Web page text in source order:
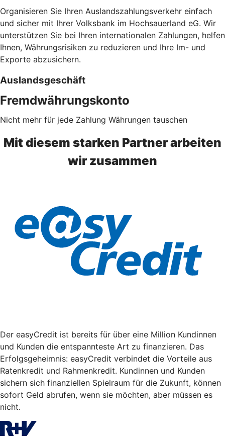
Organisieren Sie Ihren Auslandszahlungsverkehr einfach
und sicher mit Ihrer Volksbank im Hochsauerland eG. Wir
unterstützen Sie bei Ihren internationalen Zahlungen, helfen
Ihnen, Währungsrisiken zu reduzieren und Ihre Im- und
Exporte abzusichern.
Auslandsgeschäft
Fremdwährungskonto
Nicht mehr für jede Zahlung Währungen tauschen
Mit diesem starken Partner arbeiten
wir zusammen
Der easyCredit ist bereits für über eine Million Kundinnen
und Kunden die entspannteste Art zu finanzieren. Das
Erfolgsgeheimnis: easyCredit verbindet die Vorteile aus
Ratenkredit und Rahmenkredit. Kundinnen und Kunden
sichern sich finanziellen Spielraum für die Zukunft, können
sofort Geld abrufen, wenn sie möchten, aber müssen es
nicht.